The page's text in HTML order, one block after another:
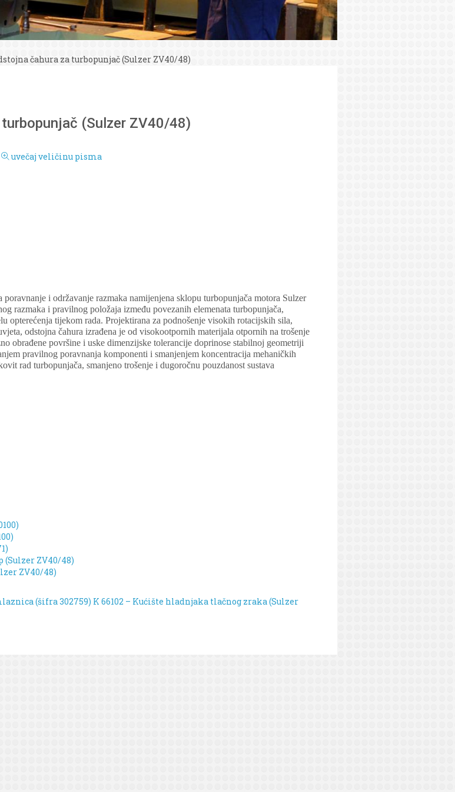
čahura za turbopunjač (Sulzer ZV40/48)
(Sulzer ZV40/48)
uvečaj veličinu pisma
i održavanje razmaka namijenjena sklopu turbopunjača motora Sulzer
razmaka i pravilnog položaja između povezanih elemenata turbopunjača,
opterećenja tijekom rada. Projektirana za podnošenje visokih rotacijskih sila,
odstojna čahura izrađena je od visokootpornih materijala otpornih na trošenje
obrađene površine i uske dimenzijske tolerancije doprinose stabilnoj geometriji
pravilnog poravnanja komponenti i smanjenjem koncentracija mehaničkih
rad turbopunjača, smanjeno trošenje i dugoročnu pouzdanost sustava
ZV40/48)
ZV40/48)
(šifra 302759) K 66102 – Kućište hladnjaka tlačnog zraka (Sulzer